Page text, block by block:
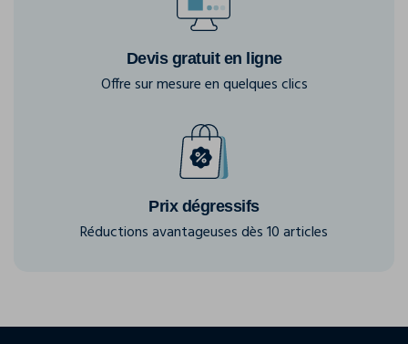
Devis gratuit en ligne
Offre sur mesure en quelques clics
Prix dégressifs
Réductions avantageuses dès 10 articles